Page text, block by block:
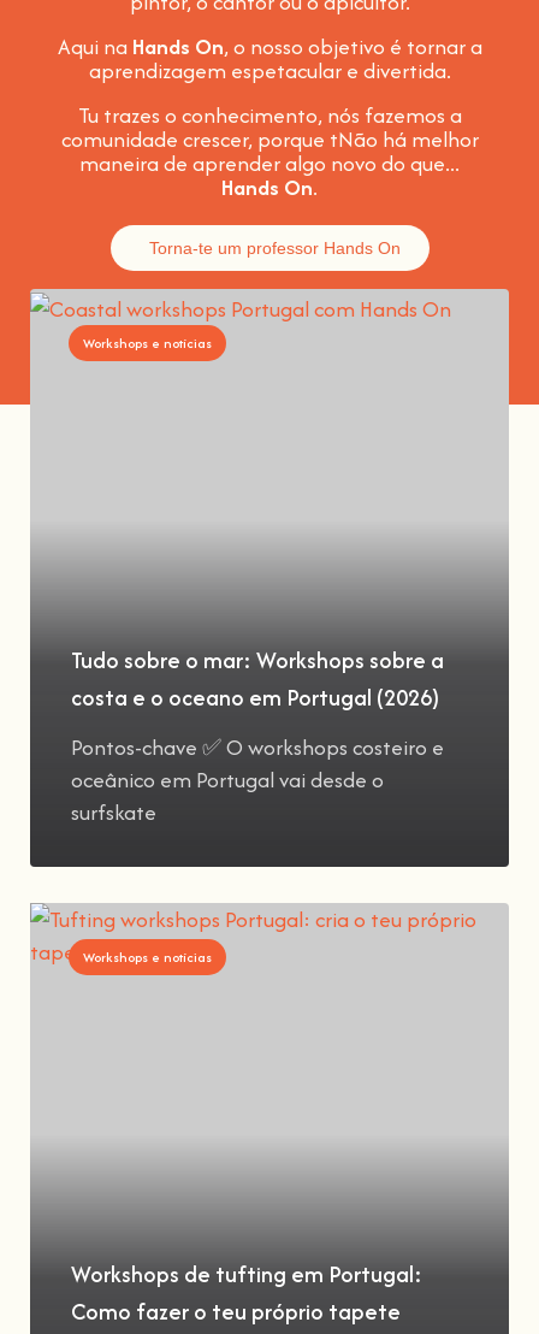
Aqui na Hands On, o nosso objetivo é tornar a
aprendizagem espetacular e divertida.
Tu trazes o conhecimento, nós fazemos a
comunidade crescer, porque tNão há melhor
maneira de aprender algo novo do que...
Hands On.
Torna-te um professor Hands On
Workshops e notícias
Tudo sobre o mar: Workshops sobre a
costa e o oceano em Portugal (2026)
Pontos-chave ✅ O workshops costeiro e
oceânico em Portugal vai desde o
surfskate
Workshops e notícias
Workshops de tufting em Portugal:
Como fazer o teu próprio tapete